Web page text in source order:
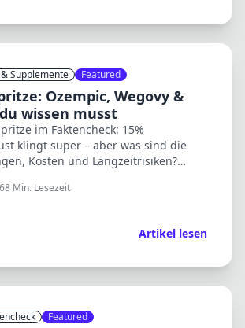
Supplemente Featured
Ozempic, Wegovy &
du wissen musst
im Faktencheck: 15%
klingt super – aber was sind die
Kosten und Langzeitrisiken?
8 Min. Lesezeit
Artikel lesen
Featured